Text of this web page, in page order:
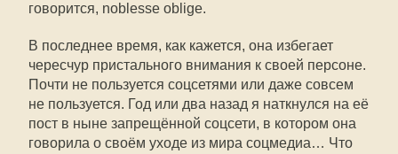
говорится, noblesse oblige.
В последнее время, как кажется, она избегает
чересчур пристального внимания к своей персоне.
Почти не пользуется соцсетями или даже совсем
не пользуется. Год или два назад я наткнулся на её
пост в ныне запрещённой соцсети, в котором она
говорила о своём уходе из мира соцмедиа… Что